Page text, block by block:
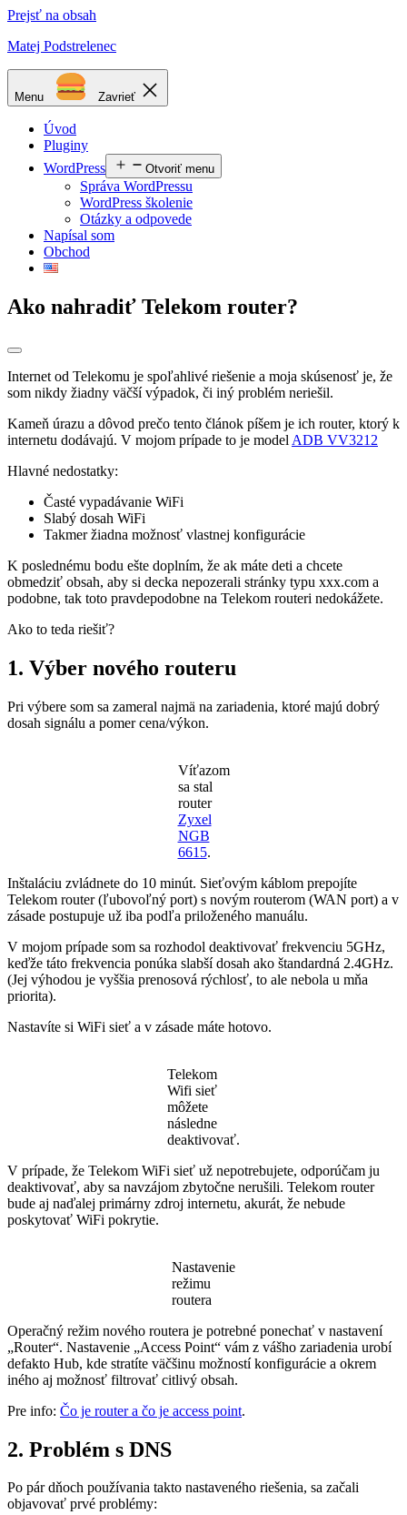
Prejsť na obsah
Matej Podstrelenec
Menu Zavrieť
Úvod
Pluginy
WordPress
Otvoriť menu
Správa WordPressu
WordPress školenie
Otázky a odpovede
Napísal som
Obchod
Ako nahradiť Telekom router?
Internet od Telekomu je spoľahlivé riešenie a moja skúsenosť je, že
som nikdy žiadny väčší výpadok, či iný problém neriešil.
Kameň úrazu a dôvod prečo tento článok píšem je ich router, ktorý k
internetu dodávajú. V mojom prípade to je model ADB VV3212
Hlavné nedostatky:
Časté vypadávanie WiFi
Slabý dosah WiFi
Takmer žiadna možnosť vlastnej konfigurácie
K poslednému bodu ešte doplním, že ak máte deti a chcete
obmedziť obsah, aby si decka nepozerali stránky typu xxx.com a
podobne, tak toto pravdepodobne na Telekom routeri nedokážete.
Ako to teda riešiť?
1. Výber nového routeru
Pri výbere som sa zameral najmä na zariadenia, ktoré majú dobrý
dosah signálu a pomer cena/výkon.
Víťazom
sa stal
router
Zyxel
NGB
6615.
Inštaláciu zvládnete do 10 minút. Sieťovým káblom prepojíte
Telekom router (ľubovoľný port) s novým routerom (WAN port) a v
zásade postupuje už iba podľa priloženého manuálu.
V mojom prípade som sa rozhodol deaktivovať frekvenciu 5GHz,
keďže táto frekvencia ponúka slabší dosah ako štandardná 2.4GHz.
(Jej výhodou je vyššia prenosová rýchlosť, to ale nebola u mňa
priorita).
Nastavíte si WiFi sieť a v zásade máte hotovo.
Telekom
Wifi sieť
môžete
následne
deaktivovať.
V prípade, že Telekom WiFi sieť už nepotrebujete, odporúčam ju
deaktivovať, aby sa navzájom zbytočne nerušili. Telekom router
bude aj naďalej primárny zdroj internetu, akurát, že nebude
poskytovať WiFi pokrytie.
Nastavenie
režimu
routera
Operačný režim nového routera je potrebné ponechať v nastavení
„Router“. Nastavenie „Access Point“ vám z vášho zariadenia urobí
defakto Hub, kde stratíte väčšinu možností konfigurácie a okrem
iného aj možnosť filtrovať citlivý obsah.
Pre info: Čo je router a čo je access point.
2. Problém s DNS
Po pár dňoch používania takto nastaveného riešenia, sa začali
objavovať prvé problémy: